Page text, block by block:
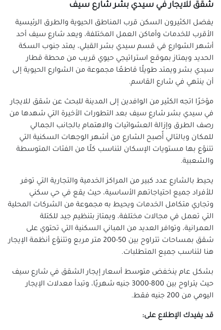
شقق للايجار في سيدي بشر شارع سيف
يفضل الكثيرون السكن قرب المناطق الحيوية والطرق الرئيسية
الأقرب للخدمات وأماكن العمل المختلفة، ويعد شارع سيف أحد
أشهر الشوارع في قسم سيدي بشر القبلي، يمتد جنوب السكة
الحديد ويمتاز بموقع استراتيجي حيوي قريب من محطة قطار
سيدي بشر ويمتد طويلًا قاطعًا مجموعة من الشوارع الحيوية إلى
أن ينتهي في شارع القاسم.
مؤخرًا اتجه الكثير من الوافدين إلى المدينة للبحث عن شقق للايجار
في سيدي بشر شارع سيف بعد التطورات الأخيرة التي شهدها من
رصف الطرق وإزالة العشوائيات والاهتمام بالجانب الجمالي
للمكان وبالتالي أًصبح الشارع من أشهر الوجهات السكنية التي
تتنوّع بها مستويات الإسكان لتناسب كلًا من الفئات المتوسطة
والشعبية.
يحيط بالشارع عدد كبير من المراكز الخدمية والتجارية التي توفر
للأفراد جميع احتياجاتهم الأساسية، حيث يقع في حي سكني
وتجاري متكامل الخدمات ويحيط به مجموعة من الشركات المحلية
التي تعمل في مجالات مختلفة، ويمتاز بتنظيم جيد للكتلة
العمرانية، وتوافر العديد من المباني السكنية التي تحتوي على
شقق بمساحات تتراوح بين 50-200 متر مربع وتتنوّع أنظمة الإيجار
هنا لتناسب جميع المتطلبات.
بشكل عام ينخفض متوسط أسعار إيجار الشقق في شارع سيف
حيث يتراوح بين 800-3000 جنيه شهريًا، وتبدأ معدلات الإيجار
اليومي من 200 جنيه فقط.
قد يفيدك الإطلاع على: